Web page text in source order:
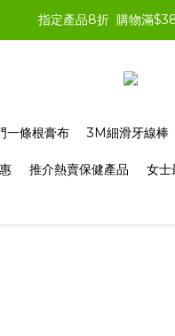
指定產品8折  購物滿
一條根膏布 3M細滑牙線棒
推介熱賣保健產品 女士